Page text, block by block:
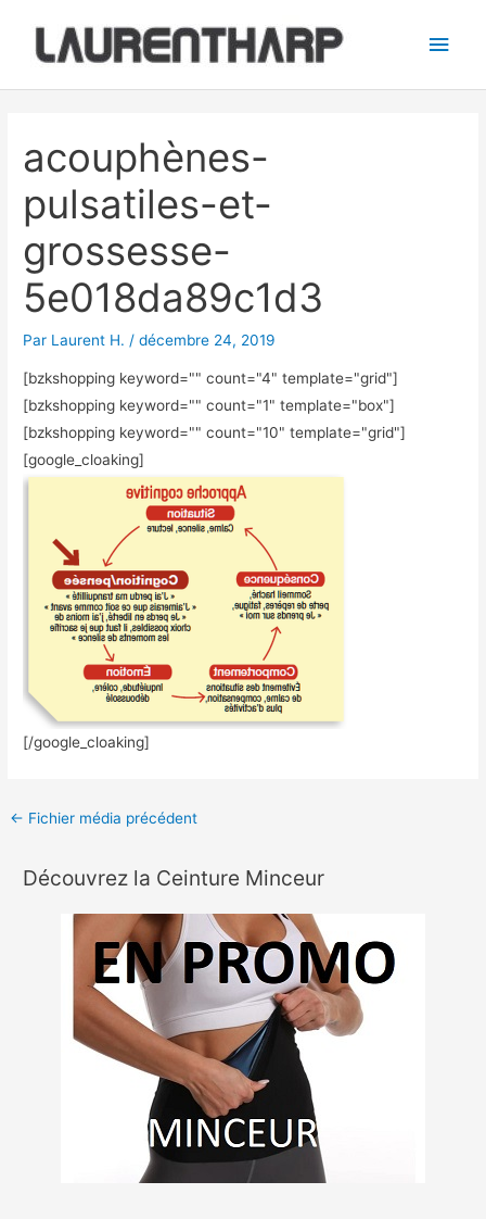
contenu
acouphènes-
pulsatiles-et-
grossesse-
5e018da89c1d3
Par Laurent H. /décembre 24, 2019
[bzkshopping keyword="" count="4" template="grid"]
[bzkshopping keyword="" count="1" template="box"]
[bzkshopping keyword="" count="10" template="grid"]
[google_cloaking]
[/google_cloaking]
articles
← Fichier média précédent
Découvrez la Ceinture Minceur